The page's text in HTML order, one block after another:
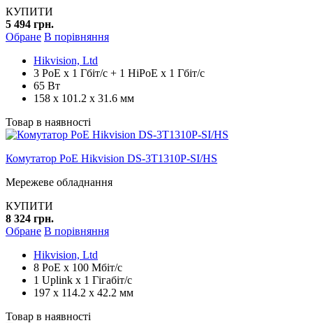
КУПИТИ
5 494 грн.
Обране В порівняння
Hikvision, Ltd
3 PoE x 1 Гбіт/с + 1 HiPoE x 1 Гбіт/с
65 Вт
158 х 101.2 х 31.6 мм
Товар в наявності
Комутатор PoE Hikvision DS-3T1310P-SI/HS
Мережеве обладнання
КУПИТИ
8 324 грн.
Обране В порівняння
Hikvision, Ltd
8 PoE x 100 Мбіт/с
1 Uplink x 1 Гігабіт/с
197 х 114.2 х 42.2 мм
Товар в наявності